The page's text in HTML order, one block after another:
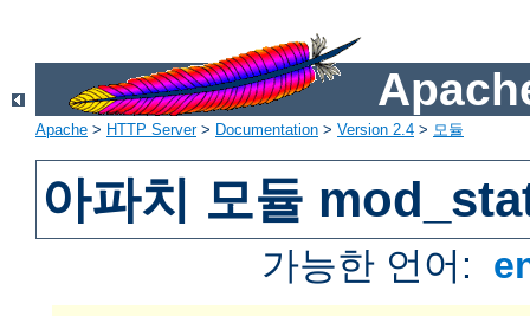
Apache > HTTP Server> Documentation > Version 2.4 > 모듈
아파치 모듈
가능한 언어: